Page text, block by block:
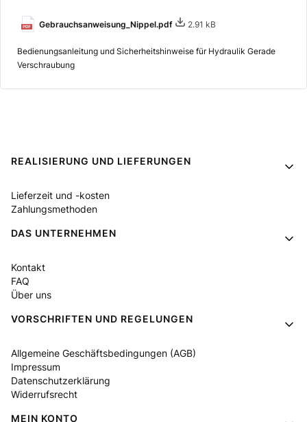
Gebrauchsanweisung_Nippel.pdf 2.91 kB
Bedienungsanleitung und Sicherheitshinweise für Hydraulik Gerade
Verschraubung
Fußzeilenmenü
REALISIERUNG UND LIEFERUNGEN
Lieferzeit und -kosten
Zahlungsmethoden
DAS UNTERNEHMEN
Kontakt
FAQ
Über uns
VORSCHRIFTEN UND REGELUNGEN
Allgemeine Geschäftsbedingungen (AGB)
Impressum
Datenschutzerklärung
Widerrufsrecht
MEIN KONTO